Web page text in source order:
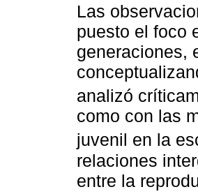
Las
puesto el foco
generaciones,
analizó
como con las
juvenil en la
relaciones
entre la